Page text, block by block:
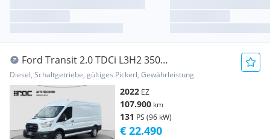
Ford Transit 2.0 TDCi L3H2 350
Kamera/STH/Spur-Assis... Transporter /
Kastenwagen
Diesel, Schaltgetriebe, gültiges Pickerl, Gewährleistung
2022 EZ
107.900 km
131 PS (96 kW)
€ 22.490